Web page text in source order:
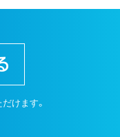
けます。